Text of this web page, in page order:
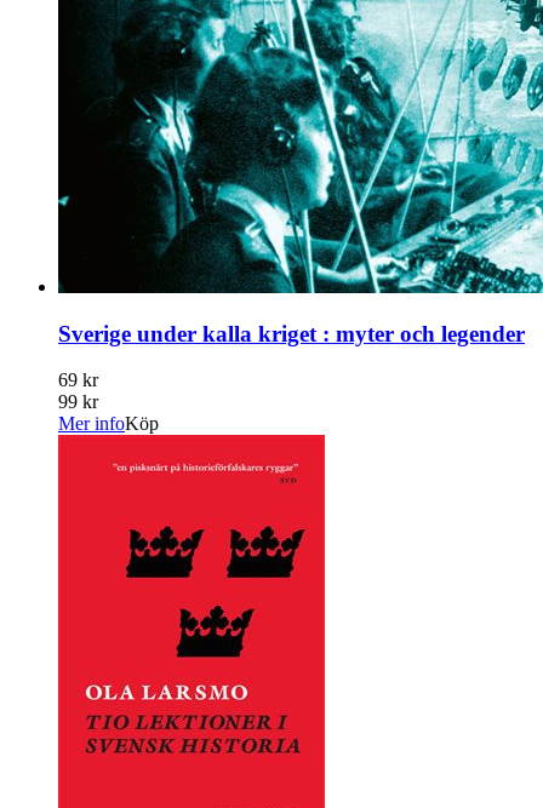
Sverige under kalla kriget : myter och legender
69 kr
99 kr
Mer infoKöp